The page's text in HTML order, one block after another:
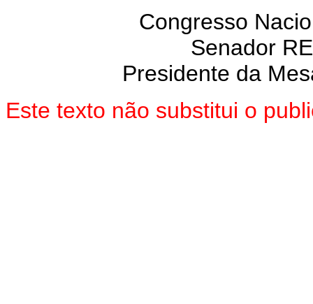
Congresso
Senador
Presidente da
Este texto não substitui o